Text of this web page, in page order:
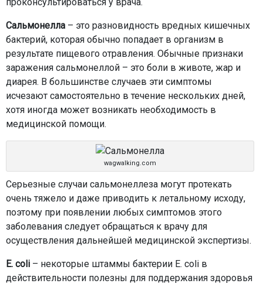
проконсультироваться у врача.
Сальмонелла – это разновидность вредных кишечных
бактерий, которая обычно попадает в организм в
результате пищевого отравления. Обычные признаки
заражения сальмонеллой – это боли в животе, жар и
диарея. В большинстве случаев эти симптомы
исчезают самостоятельно в течение нескольких дней,
хотя иногда может возникать необходимость в
медицинской помощи.
wagwalking.com
Серьезные случаи сальмонеллеза могут протекать
очень тяжело и даже приводить к летальному исходу,
поэтому при появлении любых симптомов этого
заболевания следует обращаться к врачу для
осуществления дальнейшей медицинской экспертизы.
E. coli – некоторые штаммы бактерии E. coli в
действительности полезны для поддержания здоровья